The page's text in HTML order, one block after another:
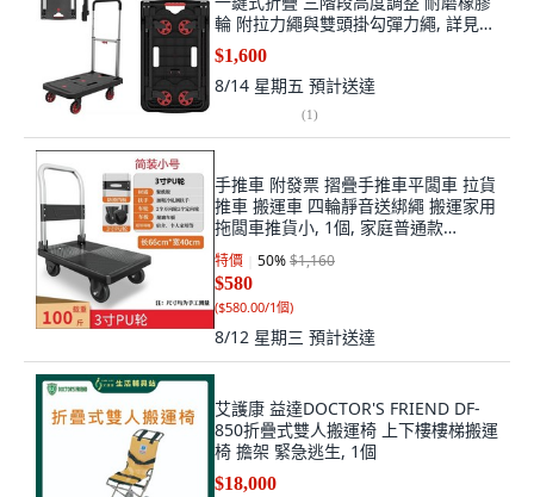
輪 附拉力繩與雙頭掛勾彈力繩, 詳見包
裝, 詳見包裝
$1,600
8/14 星期五 預計送達
(1)
手推車 附發票 摺疊手推車平闆車 拉貨
推車 搬運車 四輪靜音送綁繩 搬運家用
拖闆車推貨小, 1個, 家庭普通款
66*40cm輕靜音100斤,-送彈力綁繩,
N/A
特價 50%$1,160
$580
($580.00/1個)
8/12 星期三 預計送達
艾護康 益達DOCTOR'S FRIEND DF-
850折疊式雙人搬運椅 上下樓樓梯搬運
椅 擔架 緊急逃生, 1個
$18,000